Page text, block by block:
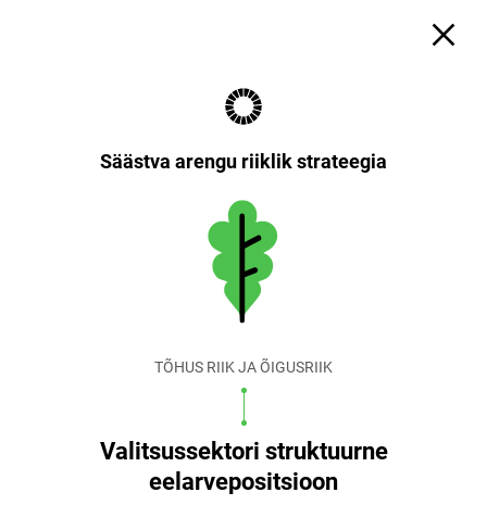
Säästva arengu riiklik strateegia
TÕHUS RIIK JA ÕIGUSRIIK
Valitsussektori struktuurne
eelarvepositsioon